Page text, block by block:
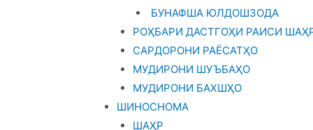
БУНАФША ЮЛДОШЗОДА
РОҲБАРИ ДАСТГОҲИ РАИСИ
САРДОРОНИ РАЁСАТҲО
МУДИРОНИ ШУЪБАҲО
МУДИРОНИ БАХШҲО
ШИНОСНОМА
ШАҲР